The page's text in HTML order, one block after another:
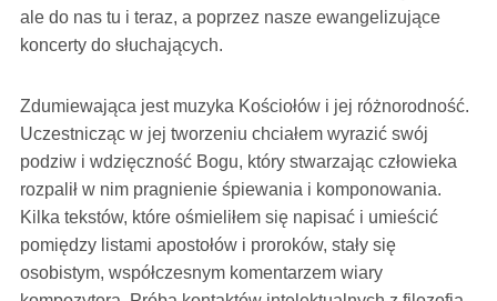
ale do nas tu i teraz, a poprzez nasze ewangelizujące
koncerty do słuchających.
Zdumiewająca jest muzyka Kościołów i jej różnorodność.
Uczestnicząc w jej tworzeniu chciałem wyrazić swój
podziw i wdzięczność Bogu, który stwarzając człowieka
rozpalił w nim pragnienie śpiewania i komponowania.
Kilka tekstów, które ośmieliłem się napisać i umieścić
pomiędzy listami apostołów i proroków, stały się
osobistym, współczesnym komentarzem wiary